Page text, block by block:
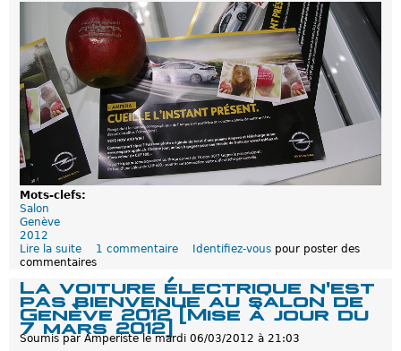
2
/
2
l
c
o
g
?
Mots-clefs:
Salon
Genève
2012
Lire la suite
e
e
n
è
v
e
1 commentaire Identifiez-vous pour poster des
commentaires
La voiture électrique n'est
pas bienvenue au salon de
Genève 2012 [Mise à jour du
7 mars 2012]
Soumis par Amperistelemardi 06/03/2012 à 21:03